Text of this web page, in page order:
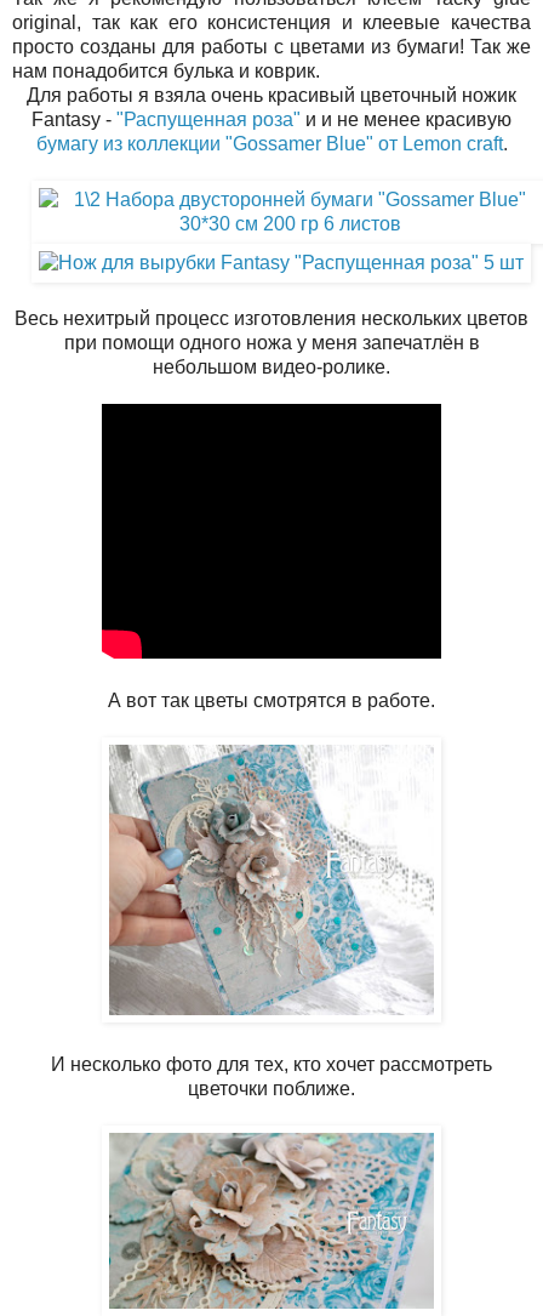
original, так как его консистенция и клеевые качества
просто созданы для работы с цветами из бумаги! Так же
нам понадобится булька и коврик.
Для работы я взяла очень красивый цветочный ножик
Fantasy - "Распущенная роза" и и не менее красивую
бумагу из коллекции "Gossamer Blue" от Lemon craft.
Весь нехитрый процесс изготовления нескольких цветов
при помощи одного ножа у меня запечатлён в
небольшом видео-ролике.
А вот так цветы смотрятся в работе.
И несколько фото для тех, кто хочет рассмотреть
цветочки поближе.